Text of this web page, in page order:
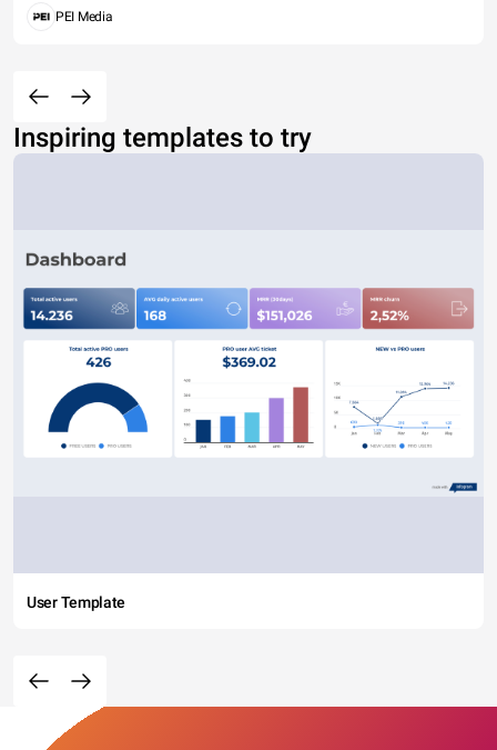
PEI Media
Inspiring templates to try
User Template